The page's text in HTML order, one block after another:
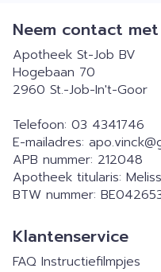
Neem contact
Apotheek St-Job BV
Hogebaan 70
2960 St.-Job-In't-Goor
Telefoon: 03 4341746
E-mailadres: apo.vinck@
APB nummer: 212048
Apotheek titularis:
BTW nummer:
Klantenservice
FAQ Instructiefilmpjes